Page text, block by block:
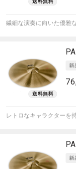
繊細な演奏に向いた優雅
レトロなキャラクターを